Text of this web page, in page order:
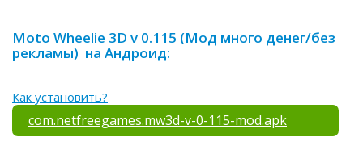
Moto Wheelie 3D v 0.115 (Мод много денег/без
рекламы) на Андроид:
Как установить?
com.netfreegames.mw3d-v-0-115-mod.apk